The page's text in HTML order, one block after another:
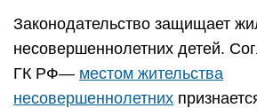
Законодательство защищает
несовершеннолетних детей.
ГК РФ— местом жительства
несовершеннолетних